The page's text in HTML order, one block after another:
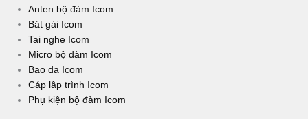
Anten bộ đàm Icom
Bát gài Icom
Tai nghe Icom
Micro bộ đàm Icom
Bao da Icom
Cáp lập trình Icom
Phụ kiện bộ đàm Icom